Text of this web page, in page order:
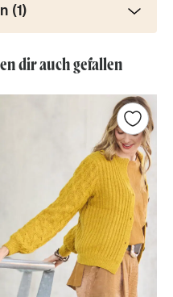
(1)
dir auch gefallen